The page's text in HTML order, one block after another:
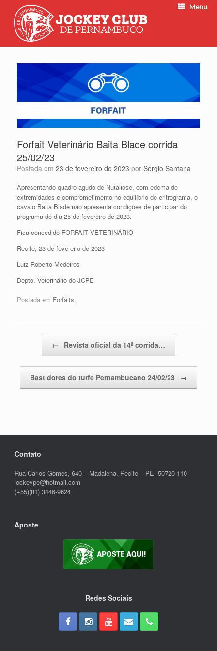
Menu
Forfait Veterinário Baita Blade corrida
25/02/23
Postada em 23 de fevereiro de 2023 por Sérgio Santana
Apresentando quadro agudo de Nutaliose, com edema de
extremidades e comprometimento no equilíbrio do eritrograma, o
cavalo Baita Blade não apresenta condições de participar do
programa do dia 25 de fevereiro de 2023.
Fica concedido FORFAIT VETERINÁRIO
Recife, 23 de fevereiro de 2023
Luiz Roberto Medeiros
Depto. Veterinário do JCPE
Postada em Forfaits.
← Revista oficial da 14ª corrida…
Bastidores do turfe Pernambucano 24/02/23 →
Contato
Rua Carlos Gomes, 640 – Madalena, Recife – PE, 50720-110
jockeype@hotmail.com
(+55)(81) 3446-9624
Aposte
Redes Sociais